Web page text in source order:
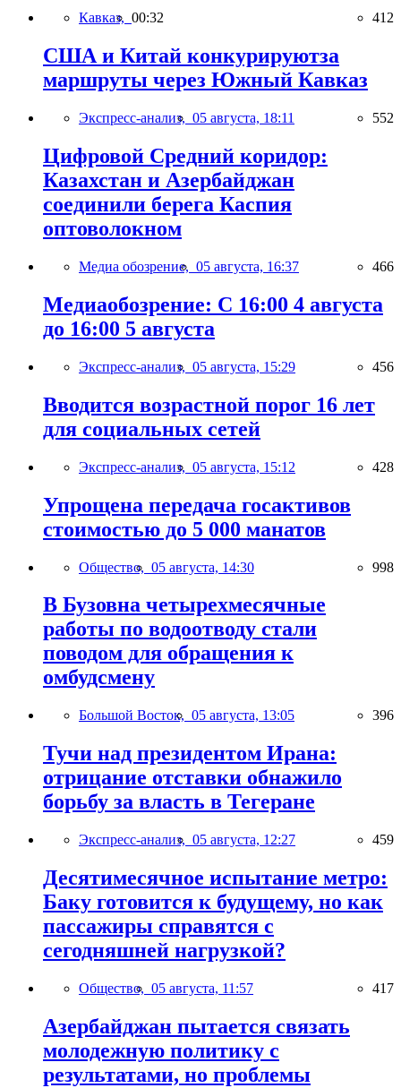
Кавказ, 00:32 412
США и Китай конкурируютза
маршруты через Южный Кавказ
Экспресс-анализ, 05 августа, 18:11 552
Цифровой Средний коридор:
Казахстан и Азербайджан
соединили берега Каспия
оптоволокном
Медиа обозрение, 05 августа, 16:37 466
Медиаобозрение: С 16:00 4 августа
до 16:00 5 августа
Экспресс-анализ, 05 августа, 15:29 456
Вводится возрастной порог 16 лет
для социальных сетей
Экспресс-анализ, 05 августа, 15:12 428
Упрощена передача госактивов
стоимостью до 5 000 манатов
Общество, 05 августа, 14:30 998
В Бузовна четырехмесячные
работы по водоотводу стали
поводом для обращения к
омбудсмену
Большой Восток, 05 августа, 13:05 396
Тучи над президентом Ирана:
отрицание отставки обнажило
борьбу за власть в Тегеране
Экспресс-анализ, 05 августа, 12:27 459
Десятимесячное испытание метро:
Баку готовится к будущему, но как
пассажиры справятся с
сегодняшней нагрузкой?
Общество, 05 августа, 11:57 417
Азербайджан пытается связать
молодежную политику с
результатами, но проблемы